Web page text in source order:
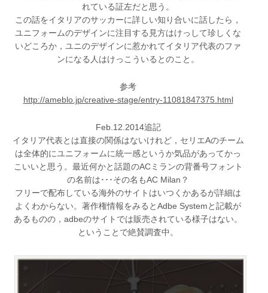
れている証左だと思う。
この話をイタリアのサッカーに詳しい知り合いに話したら，
ユニフォームのデザインに注目する見方はけっして珍しくな
いどころか，ユニのデザインに惹かれてイタリア代表のファ
ンになる人はけっこういるとのこと。
参考
http://ameblo.jp/creative-stage/entry-11081847375.html
Feb.12.2014追記
イタリア代表とは直接の関係はないけれど，セリエAのチーム
は全体的にユニフォームに統一感というか気品があってかっ
こいいと思う。最近何かと話題のACミランの背番号フォント
の名前は･･･その名もAC Milan？
フリーで配布している海外のサイトはいつくかあるが詳細は
よくわからない。著作権情報をみるとAdbe Systemと記載が
あるものの，adbeのサイトでは販売されている様子はない。
ということで絶賛調査中。